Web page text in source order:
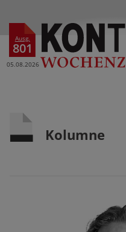
Ausg.
801
05.08.2026
Kolumne